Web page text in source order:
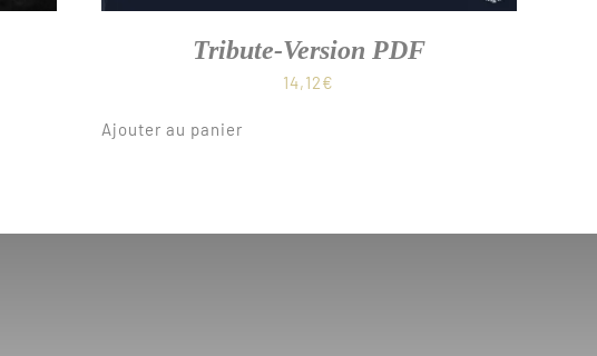
Tribute-Version PDF
14,12€
Ajouter au panier